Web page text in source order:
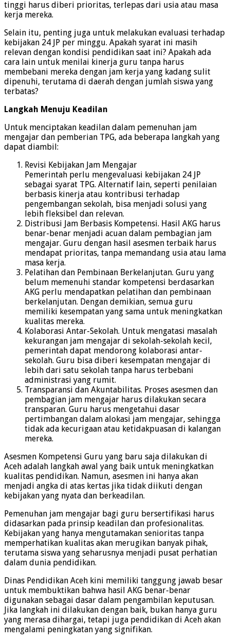
tinggi harus diberi prioritas, terlepas dari usia atau masa
kerja mereka.
Selain itu, penting juga untuk melakukan evaluasi terhadap
kebijakan 24 JP per minggu. Apakah syarat ini masih
relevan dengan kondisi pendidikan saat ini? Apakah ada
cara lain untuk menilai kinerja guru tanpa harus
membebani mereka dengan jam kerja yang kadang sulit
dipenuhi, terutama di daerah dengan jumlah siswa yang
terbatas?
Langkah Menuju Keadilan
Untuk menciptakan keadilan dalam pemenuhan jam
mengajar dan pemberian TPG, ada beberapa langkah yang
dapat diambil:
Revisi Kebijakan Jam Mengajar
Pemerintah perlu mengevaluasi kebijakan 24 JP
sebagai syarat TPG. Alternatif lain, seperti penilaian
berbasis kinerja atau kontribusi terhadap
pengembangan sekolah, bisa menjadi solusi yang
lebih fleksibel dan relevan.
Distribusi Jam Berbasis Kompetensi. Hasil AKG harus
benar-benar menjadi acuan dalam pembagian jam
mengajar. Guru dengan hasil asesmen terbaik harus
mendapat prioritas, tanpa memandang usia atau lama
masa kerja.
Pelatihan dan Pembinaan Berkelanjutan. Guru yang
belum memenuhi standar kompetensi berdasarkan
AKG perlu mendapatkan pelatihan dan pembinaan
berkelanjutan. Dengan demikian, semua guru
memiliki kesempatan yang sama untuk meningkatkan
kualitas mereka.
Kolaborasi Antar-Sekolah. Untuk mengatasi masalah
kekurangan jam mengajar di sekolah-sekolah kecil,
pemerintah dapat mendorong kolaborasi antar-
sekolah. Guru bisa diberi kesempatan mengajar di
lebih dari satu sekolah tanpa harus terbebani
administrasi yang rumit.
Transparansi dan Akuntabilitas. Proses asesmen dan
pembagian jam mengajar harus dilakukan secara
transparan. Guru harus mengetahui dasar
pertimbangan dalam alokasi jam mengajar, sehingga
tidak ada kecurigaan atau ketidakpuasan di kalangan
mereka.
Asesmen Kompetensi Guru yang baru saja dilakukan di
Aceh adalah langkah awal yang baik untuk meningkatkan
kualitas pendidikan. Namun, asesmen ini hanya akan
menjadi angka di atas kertas jika tidak diikuti dengan
kebijakan yang nyata dan berkeadilan.
Pemenuhan jam mengajar bagi guru bersertifikasi harus
didasarkan pada prinsip keadilan dan profesionalitas.
Kebijakan yang hanya mengutamakan senioritas tanpa
memperhatikan kualitas akan merugikan banyak pihak,
terutama siswa yang seharusnya menjadi pusat perhatian
dalam dunia pendidikan.
Dinas Pendidikan Aceh kini memiliki tanggung jawab besar
untuk membuktikan bahwa hasil AKG benar-benar
digunakan sebagai dasar dalam pengambilan keputusan.
Jika langkah ini dilakukan dengan baik, bukan hanya guru
yang merasa dihargai, tetapi juga pendidikan di Aceh akan
mengalami peningkatan yang signifikan.